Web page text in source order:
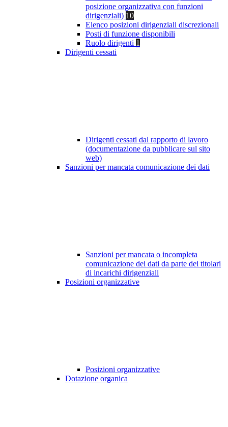
posizione organizzativa con funzioni
dirigenziali) 10
Elenco posizioni dirigenziali discrezionali
Posti di funzione disponibili
Ruolo dirigenti 1
Dirigenti cessati
Dirigenti cessati dal rapporto di lavoro
(documentazione da pubblicare sul sito
web)
Sanzioni per mancata comunicazione dei dati
Sanzioni per mancata o incompleta
comunicazione dei dati da parte dei titolari
di incarichi dirigenziali
Posizioni organizzative
Posizioni organizzative
Dotazione organica